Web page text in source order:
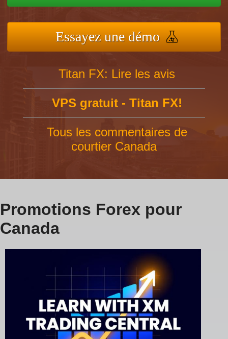
Essayez une démo
Titan FX: Lire les avis
VPS gratuit - Titan FX!
Tous les commentaires de
courtier Canada
Promotions Forex pour
Canada